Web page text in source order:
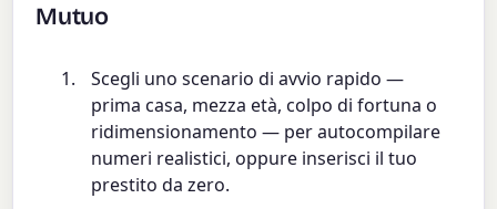
Mutuo
Scegli uno scenario di avvio rapido —
prima casa, mezza età, colpo di fortuna o
ridimensionamento — per autocompilare
numeri realistici, oppure inserisci il tuo
prestito da zero.